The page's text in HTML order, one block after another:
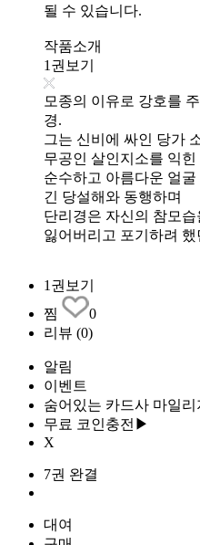
될 수 있습니다.
작품소개
1권보기
모종의 이유로 강호를
경.
그는 신비에 싸인 당가
무공인 살인지소를 익
순수하고 아름다운 얼
긴 당설해와 동행하며
단리경은 자신의 참모
잃어버리고 포기하려
1권보기
찜
0
리뷰 (0)
알림
이벤트
숨어있는 카드사 마일리
무료 코인충전▶
X
7권 완결
대여